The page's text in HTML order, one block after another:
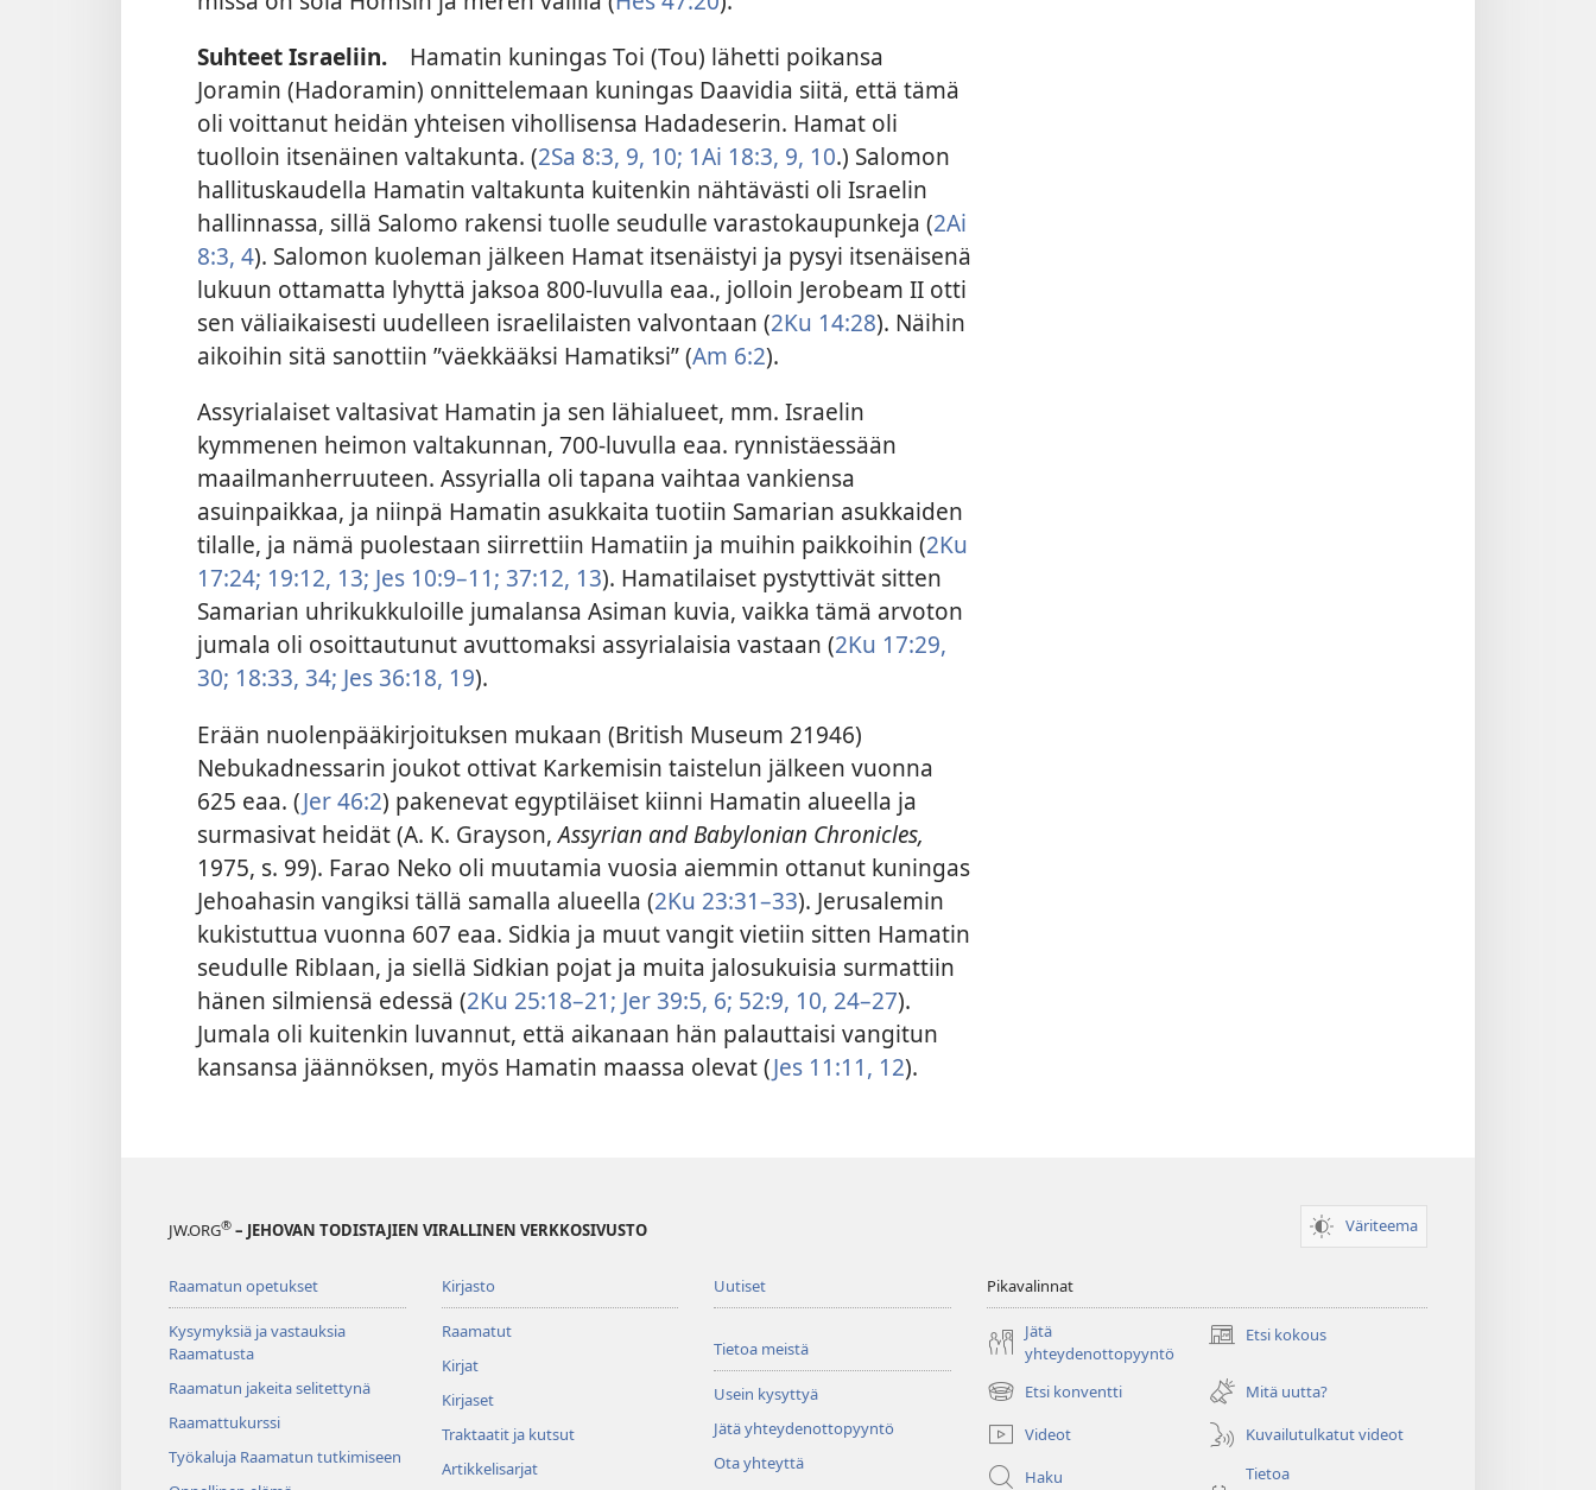
Suhteet Israeliin. Hamatin kuningas Toi (Tou) lähetti poikansa
Joramin (Hadoramin) onnittelemaan kuningas Daavidia siitä, että tämä
oli voittanut heidän yhteisen vihollisensa Hadadeserin. Hamat oli
tuolloin itsenäinen valtakunta. (2Sa 8:3, 9, 10; 1Ai 18:3, 9, 10.) Salomon
hallituskaudella Hamatin valtakunta kuitenkin nähtävästi oli Israelin
hallinnassa, sillä Salomo rakensi tuolle seudulle varastokaupunkeja (2Ai
8:3, 4). Salomon kuoleman jälkeen Hamat itsenäistyi ja pysyi itsenäisenä
lukuun ottamatta lyhyttä jaksoa 800-luvulla eaa., jolloin Jerobeam II otti
sen väliaikaisesti uudelleen israelilaisten valvontaan (2Ku 14:28). Näihin
aikoihin sitä sanottiin ”väekkääksi Hamatiksi” (Am 6:2).
Assyrialaiset valtasivat Hamatin ja sen lähialueet, mm. Israelin
kymmenen heimon valtakunnan, 700-luvulla eaa. rynnistäessään
maailmanherruuteen. Assyrialla oli tapana vaihtaa vankiensa
asuinpaikkaa, ja niinpä Hamatin asukkaita tuotiin Samarian asukkaiden
tilalle, ja nämä puolestaan siirrettiin Hamatiin ja muihin paikkoihin (2Ku
17:24; 19:12, 13; Jes 10:9–11; 37:12, 13). Hamatilaiset pystyttivät sitten
Samarian uhrikukkuloille jumalansa Asiman kuvia, vaikka tämä arvoton
jumala oli osoittautunut avuttomaksi assyrialaisia vastaan (2Ku 17:29,
30; 18:33, 34; Jes 36:18, 19).
Erään nuolenpääkirjoituksen mukaan (British Museum 21946)
Nebukadnessarin joukot ottivat Karkemisin taistelun jälkeen vuonna
625 eaa. (Jer 46:2) pakenevat egyptiläiset kiinni Hamatin alueella ja
surmasivat heidät (A. K. Grayson,Assyrian and Babylonian Chronicles,
1975, s. 99). Farao Neko oli muutamia vuosia aiemmin ottanut kuningas
Jehoahasin vangiksi tällä samalla alueella (2Ku 23:31–33). Jerusalemin
kukistuttua vuonna 607 eaa. Sidkia ja muut vangit vietiin sitten Hamatin
seudulle Riblaan, ja siellä Sidkian pojat ja muita jalosukuisia surmattiin
hänen silmiensä edessä (2Ku 25:18–21; Jer 39:5, 6; 52:9, 10, 24–27).
Jumala oli kuitenkin luvannut, että aikanaan hän palauttaisi vangitun
kansansa jäännöksen, myös Hamatin maassa olevat (Jes 11:11, 12).
JW.ORG® – JEHOVAN TODISTAJIEN VIRALLINEN VERKKOSIVUSTO Väriteema
Raamatun opetukset
Kysymyksiä ja vastauksia
Raamatusta
Raamatun jakeita selitettynä
Raamattukurssi
Työkaluja Raamatun tutkimiseen
Kirjasto
Raamatut
Kirjat
Kirjaset
Traktaatit ja kutsut
Artikkelisarjat
Uutiset
Tietoa meistä
Usein kysyttyä
Jätä yhteydenottopyyntö
Ota yhteyttä
Pikavalinnat
Jätä
yhteydenottopyyntö
Etsi kokous
(avaa
ikkunan)
Etsi konventti
(avaa
uuden
ikkunan)
Mitä uutta?
Videot
Kuvailutulkatut videot
Haku
Tietoa